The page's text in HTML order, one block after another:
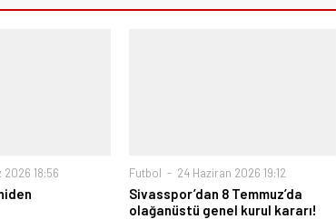
2026 18:56 Futbol 24 Haziran 2026 19:12
Sivasspor’dan 8 Temmuz’da
olağanüstü genel kurul kararı!